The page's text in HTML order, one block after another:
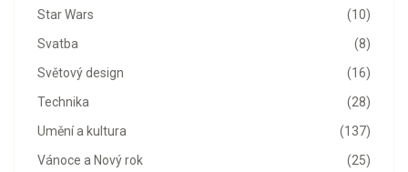
(10)
Star Wars
(8)
Svatba
(16)
Světový design
(28)
Technika
(137)
Umění a kultura
(25)
Vánoce a Nový rok